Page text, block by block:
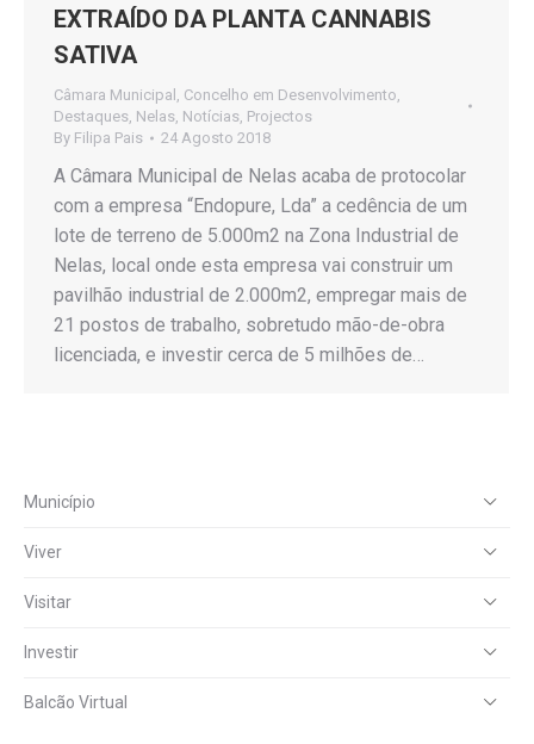
EXTRAÍDO DA PLANTA CANNABIS
SATIVA
Câmara Municipal , Concelho em Desenvolvimento,
Destaques, Nelas, Notícias, Projectos
By Filipa Pais 24 Agosto 2018
A Câmara Municipal de Nelas acaba de protocolar
com a empresa “Endopure, Lda” a cedência de um
lote de terreno de 5.000m2 na Zona Industrial de
Nelas, local onde esta empresa vai construir um
pavilhão industrial de 2.000m2, empregar mais de
21 postos de trabalho, sobretudo mão-de-obra
licenciada, e investir cerca de 5 milhões de…
Município
Viver
Visitar
Investir
Balcão Virtual